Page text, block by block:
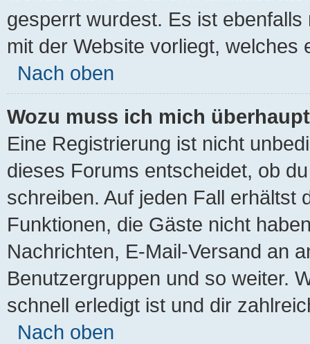
gesperrt wurdest. Es ist
mit der Website vorliegt, welches
Nach oben
Wozu muss ich mich
Eine Registrierung ist nicht
dieses Forums entscheidet, ob
schreiben. Auf jeden Fall erhältst
Funktionen, die Gäste nicht
Nachrichten, E-Mail-Versand an
Benutzergruppen und so weiter.
schnell erledigt ist und dir
Nach oben